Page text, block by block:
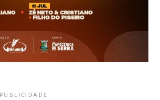
PUBLICIDADE